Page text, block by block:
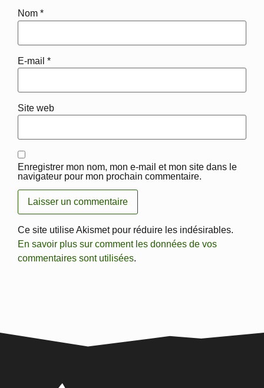
Nom *
E-mail *
Site web
Enregistrer mon nom, mon e-mail et mon site dans le
navigateur pour mon prochain commentaire.
Ce site utilise Akismet pour réduire les indésirables.
En savoir plus sur comment les données de vos
commentaires sont utilisées.